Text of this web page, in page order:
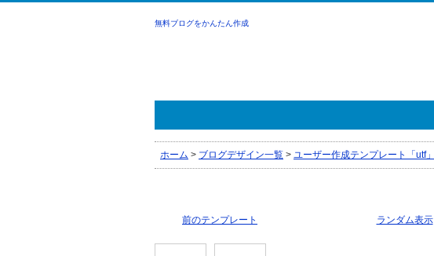
無料ブログをかんたん作成
ホーム > ブログデザイン一覧 > ユーザー作成テンプレート「utf」
前のテンプレート ランダム表示